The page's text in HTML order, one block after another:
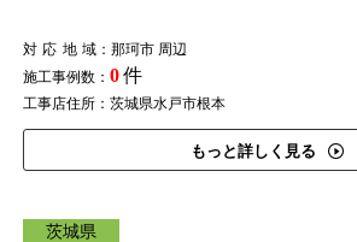
対応地域：那珂市 周辺
施工事例数： 0件
工事店住所：茨城県水戸市根本
もっと詳しく見る
茨城県